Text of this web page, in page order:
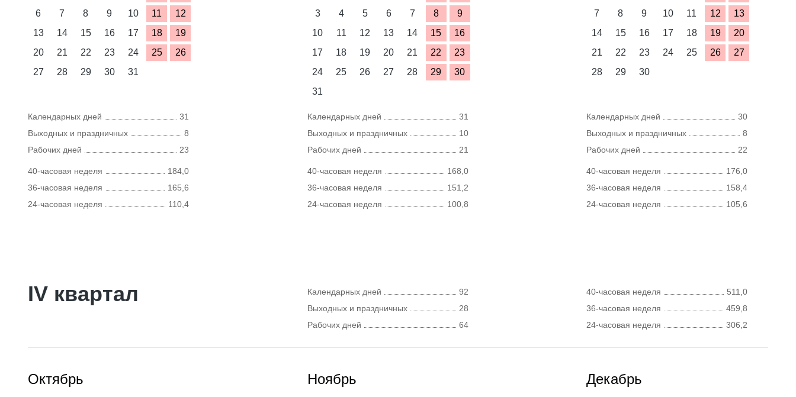
6
7 8 9 10 11
12
13
14 15 16 17 18
19
20
21 22 23 24 25
26
27
28 29 30 31
Календарных дней
31
Выходных и праздничных
8
Рабочих дней
23
40-часовая неделя
184,0
36-часовая неделя
165,6
24-часовая неделя
110,4
3
4 5 6 7 8
9
10
11 12 13 14 15
16
17
18 19 20 21 22
23
24
25 26 27 28 29
30
31
Календарных дней
31
Выходных и праздничных
10
Рабочих дней
21
40-часовая неделя
168,0
36-часовая неделя
151,2
24-часовая неделя
100,8
7
8 9 10 11 12
13
14
15 16 17 18 19
20
21
22 23 24 25 26
27
28
29 30
Календарных дней
30
Выходных и праздничных
8
Рабочих дней
22
40-часовая неделя
176,0
36-часовая неделя
158,4
24-часовая неделя
105,6
IV квартал Календарных дней
92
Выходных и праздничных
28
Рабочих дней
64
40-часовая неделя
511,0
36-часовая неделя
459,8
24-часовая неделя
306,2
Октябрь Ноябрь Декабрь